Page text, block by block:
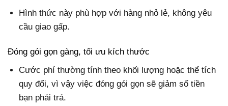
Hình thức này phù hợp với hàng nhỏ lẻ, không yêu
cầu giao gấp.
Đóng gói gọn gàng, tối ưu kích thước
Cước phí thường tính theo khối lượng hoặc thể tích
quy đổi, vì vậy việc đóng gói gọn sẽ giảm số tiền
bạn phải trả.